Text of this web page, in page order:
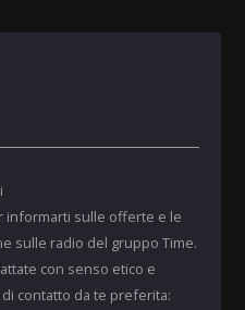
informarti sulle offerte e le
sulle radio del gruppo Time.
con senso etico e
contatto da te preferita: